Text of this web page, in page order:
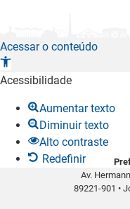
Av.
89221-901 •
Acessar o conteúdo
A
b
Acessibilidade
Aumentar texto
Diminuir texto
Alto contraste
Redefinir